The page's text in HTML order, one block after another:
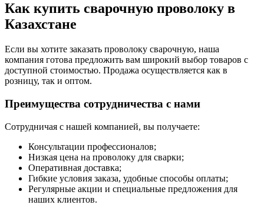
Как купить сварочную проволоку в
Казахстане
Если вы хотите заказать проволоку сварочную, наша
компания готова предложить вам широкий выбор товаров с
доступной стоимостью. Продажа осуществляется как в
розницу, так и оптом.
Преимущества сотрудничества с нами
Сотрудничая с нашей компанией, вы получаете:
Консультации профессионалов;
Низкая цена на проволоку для сварки;
Оперативная доставка;
Гибкие условия заказа, удобные способы оплаты;
Регулярные акции и специальные предложения для
наших клиентов.